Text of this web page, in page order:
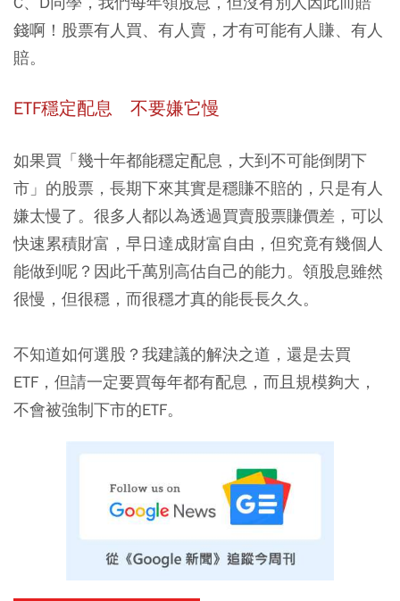
錢啊！股票有人買、有人賣，才有可能有人賺、有人
賠。
ETF穩定配息 不要嫌它慢
如果買「幾十年都能穩定配息，大到不可能倒閉下
市」的股票，長期下來其實是穩賺不賠的，只是有人
嫌太慢了。很多人都以為透過買賣股票賺價差，可以
快速累積財富，早日達成財富自由，但究竟有幾個人
能做到呢？因此千萬別高估自己的能力。領股息雖然
很慢，但很穩，而很穩才真的能長長久久。
不知道如何選股？我建議的解決之道，還是去買
ETF，但請一定要買每年都有配息，而且規模夠大，
不會被強制下市的ETF。